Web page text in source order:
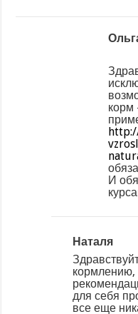
корм
И
Наталя
кормлению,
для себя
все еще